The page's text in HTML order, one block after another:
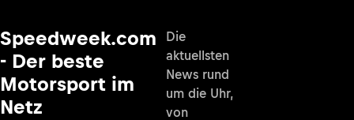
Speedweek.com
- Der beste
Motorsport im
Netz
Die
aktuellsten
News rund
um die Uhr,
von